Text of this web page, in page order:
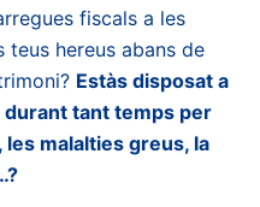
fiscals a les
hereus abans de
Estàs disposat a
durant tant temps per
malalties greus, la